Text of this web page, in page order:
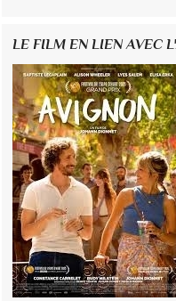
LE FILM EN LIEN AVEC